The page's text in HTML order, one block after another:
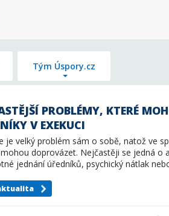
Tým Úspory.cz
PROBLÉMY, KTERÉ
V EXEKUCI
je velký problém sám o sobě, natož ve
doprovázet. Nejčastěji se jedná o
jednání úředníků, psychický nátlak